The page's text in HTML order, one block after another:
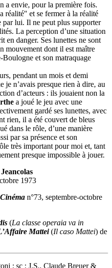
a envie, pour la première fois.
réalité" et se fermer à la réalité
par lui. Il ne peut plus supporter
La perception d’une situation
en danger. Ses lunettes ne sont
mouvement dont il est maître
et son matraquage
pendant un mois et demi
je n’avais presque rien à dire, au
d’acteurs : ils jouaient non la
a joué le jeu avec une
gardé ses lunettes, avec
rien, il a été couvert de bleus
dans le rôle, d’une manière
par sa présence et son
très important pour moi et, tant
presque impossible à jouer.
1973
n°73, septembre-octobre
(La classe operaia va in
Mattei (Il caso Mattei) de
; sc : J.S., Claude Breuer &